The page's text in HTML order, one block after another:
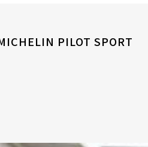
PILOT SPORT